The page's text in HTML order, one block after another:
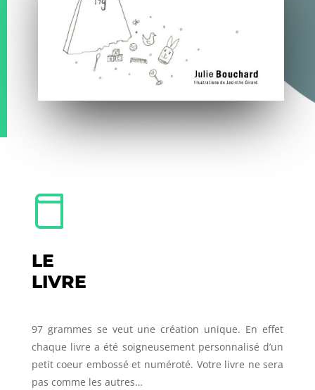
LE
LIVRE
97 grammes se veut une création unique. En effet
chaque livre a été soigneusement personnalisé d’un
petit coeur embossé et numéroté. Votre livre ne sera
pas comme les autres…